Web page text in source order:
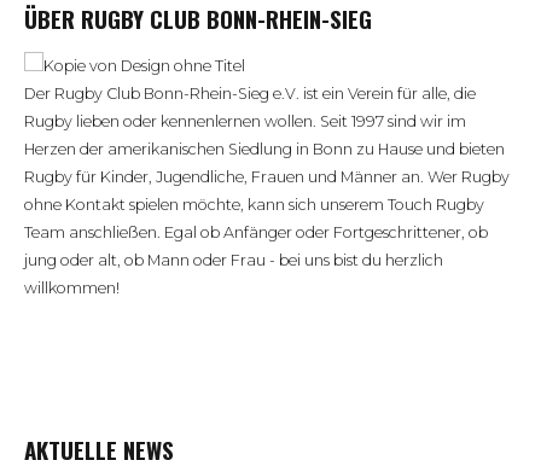
ÜBER RUGBY CLUB BONN-RHEIN-SIEG
Der Rugby Club Bonn-Rhein-Sieg e.V. ist ein Verein für alle, die
Rugby lieben oder kennenlernen wollen. Seit 1997 sind wir im
Herzen der amerikanischen Siedlung in Bonn zu Hause und bieten
Rugby für Kinder, Jugendliche, Frauen und Männer an. Wer Rugby
ohne Kontakt spielen möchte, kann sich unserem Touch Rugby
Team anschließen. Egal ob Anfänger oder Fortgeschrittener, ob
jung oder alt, ob Mann oder Frau - bei uns bist du herzlich
willkommen!
AKTUELLE NEWS